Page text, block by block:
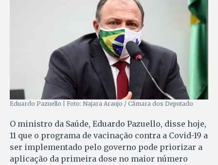
Eduardo Pazuello | Foto: Najara Araujo / Câmara dos Deputado
O ministro da Saúde, Eduardo Pazuello, disse hoje,
11 que o programa de vacinação contra a Covid-19 a
ser implementado pelo governo pode priorizar a
aplicação da primeira dose no maior número